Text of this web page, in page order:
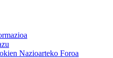
Nazioarteko Foroa